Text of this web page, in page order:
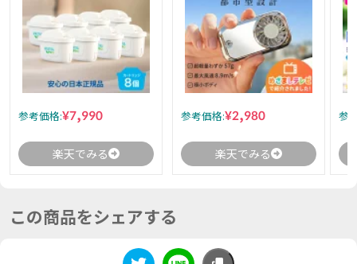
参考価格:¥7,990
楽天でみる
参考価格:¥2,980
楽天でみる
参
この商品をシェアする